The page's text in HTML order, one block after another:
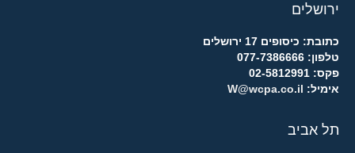
ירושלים
כתובת: כיסופים 17 ירושלים
טלפון: 077-7386666
פקס: 02-5812991
אימיל: W@wcpa.co.il
תל אביב